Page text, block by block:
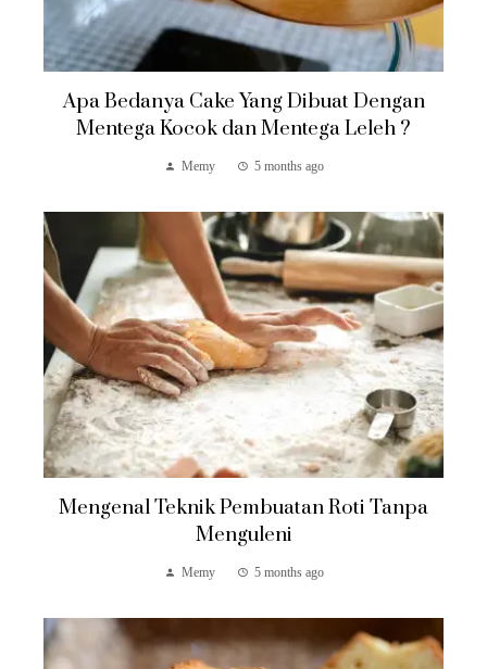
Apa Bedanya Cake Yang Dibuat Dengan
Mentega Kocok dan Mentega Leleh ?
Memy 5 months ago
Mengenal Teknik Pembuatan Roti Tanpa
Menguleni
Memy 5 months ago